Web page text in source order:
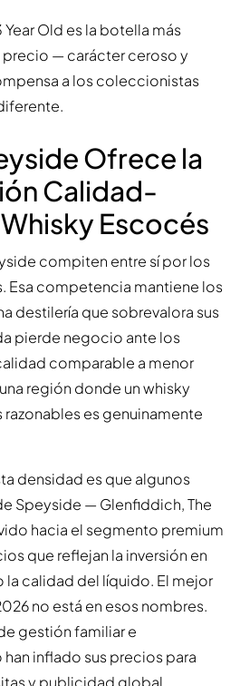
Year Old es la botella más
precio — carácter ceroso y
a los coleccionistas
Ofrece la
Calidad-
Escocés
compiten entre sí por los
Esa competencia mantiene los
destilería que sobrevalora sus
pierde negocio ante los
comparable a menor
región donde un whisky
es genuinamente
densidad es que algunos
Speyside — Glenfiddich, The
hacia el segmento premium
que reflejan la inversión en
calidad del líquido. El mejor
no está en esos nombres.
gestión familiar e
inflado sus precios para
y publicidad global.